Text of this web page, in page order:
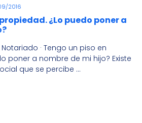
2016
¿Lo puedo poner a
· Tengo un piso en
poner a nombre de mi hijo? Existe
que se percibe ...